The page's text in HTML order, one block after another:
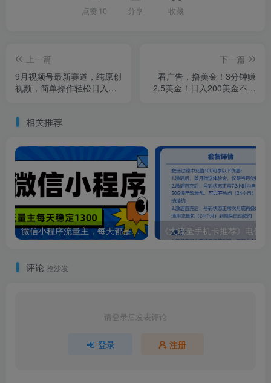
点赞 10 分享 收藏
上一篇
9月视频号最新赛道，纯原创
视频，简单操作轻松日入
下一篇
看广告，撸美金！3分钟赚
2.5美金！日入200美金不是
相关推荐
微信小程序流量主，每天都是1300
评论 抢沙发
请登录后发表评论
登录 注册